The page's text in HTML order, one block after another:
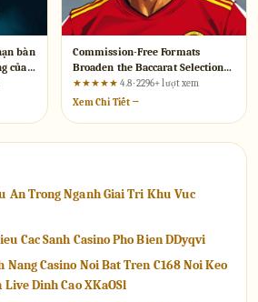
bàn
của
Commission-Free Formats
Broaden the Baccarat Selection
on nbet.mx: A UX-Led Evaluation
of What the Promises Actually
★★★★★4.8 · 2296+ lượt xem
Xem Chi Tiết →
An Trong Nganh Giai Tri Khu Vuc
Cac Sanh Casino Pho Bien DDyqvi
Nang Casino Noi Bat Tren C168 Noi Keo
Dinh Cao XKaOSl